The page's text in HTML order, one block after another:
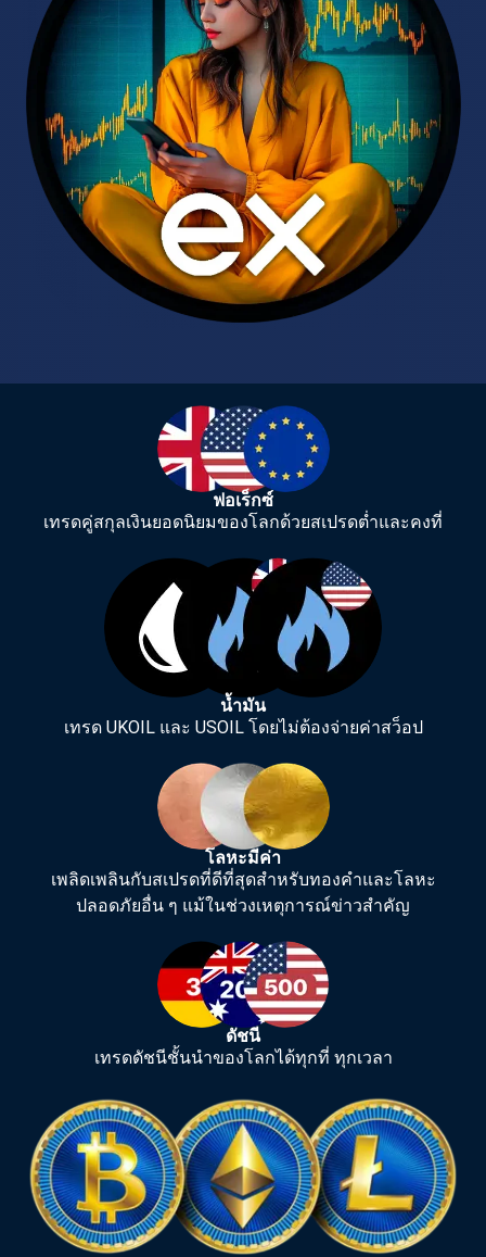
ฟอเร็กซ์
เทรดคู่สกุลเงินยอดนิยมของโลกด้วยสเปรดต่ำและคงที่
น้ำมัน
เทรด UKOIL และ USOIL โดยไม่ต้องจ่ายค่าสว็อป
โลหะมีค่า
เพลิดเพลินกับสเปรดที่ดีที่สุดสำหรับทองคำและโลหะ
ปลอดภัยอื่น ๆ แม้ในช่วงเหตุการณ์ข่าวสำคัญ
ดัชนี
เทรดดัชนีชั้นนำของโลกได้ทุกที่ ทุกเวลา